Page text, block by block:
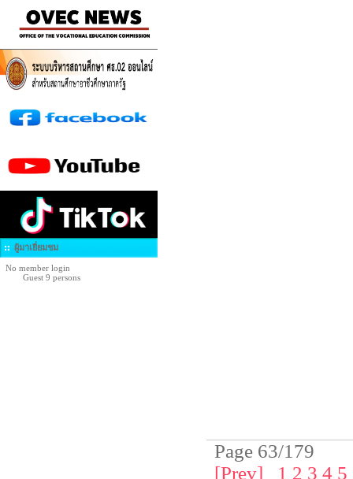
ผู้มาเยี่ยมชม
No member login
Guest 9 persons
Page 63/179
[Prev]
1 2 3 4 5